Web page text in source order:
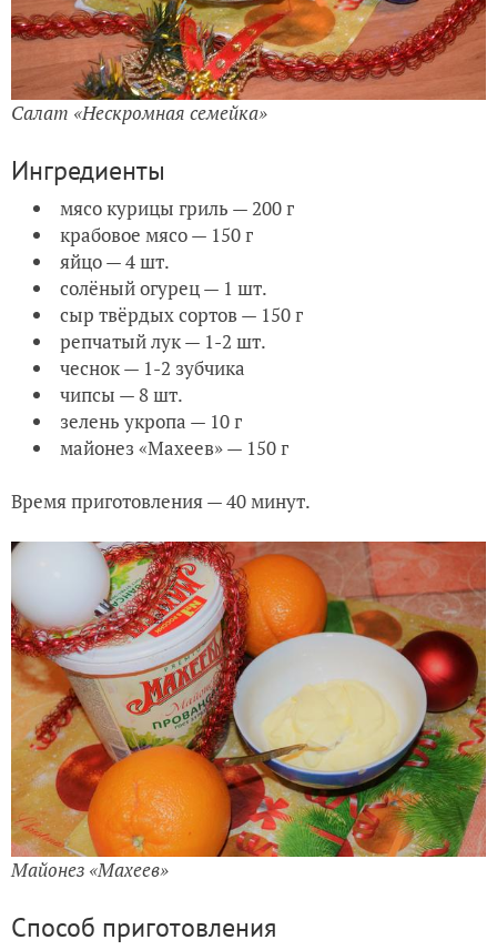
Салат «Нескромная семейка»
Ингредиенты
мясо курицы гриль — 200 г
крабовое мясо — 150 г
яйцо — 4 шт.
солёный огурец — 1 шт.
сыр твёрдых сортов — 150 г
репчатый лук — 1-2 шт.
чеснок — 1-2 зубчика
чипсы — 8 шт.
зелень укропа — 10 г
майонез «Махеев» — 150 г
Время приготовления — 40 минут.
Майонез «Махеев»
Способ приготовления